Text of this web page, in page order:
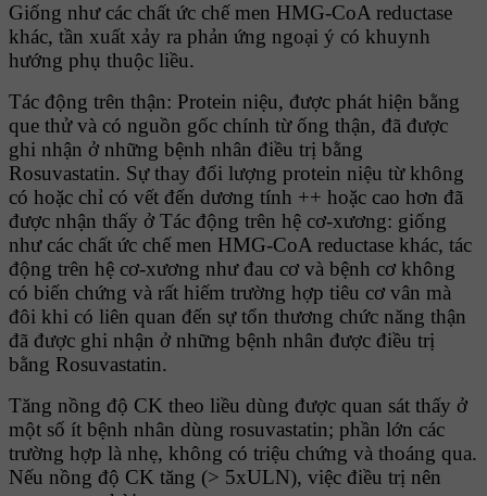
Giống như các chất ức chế men HMG-CoA reductase
khác, tần xuất xảy ra phản ứng ngoại ý có khuynh
hướng phụ thuộc liều.
Tác động trên thận: Protein niệu, được phát hiện bằng
que thử và có nguồn gốc chính từ ống thận, đã được
ghi nhận ở những bệnh nhân điều trị bằng
Rosuvastatin. Sự thay đổi lượng protein niệu từ không
có hoặc chỉ có vết đến dương tính ++ hoặc cao hơn đã
được nhận thấy ở Tác động trên hệ cơ-xương: giống
như các chất ức chế men HMG-CoA reductase khác, tác
động trên hệ cơ-xương như đau cơ và bệnh cơ không
có biến chứng và rất hiếm trường hợp tiêu cơ vân mà
đôi khi có liên quan đến sự tổn thương chức năng thận
đã được ghi nhận ở những bệnh nhân được điều trị
bằng Rosuvastatin.
Tăng nồng độ CK theo liều dùng được quan sát thấy ở
một số ít bệnh nhân dùng rosuvastatin; phần lớn các
trường hợp là nhẹ, không có triệu chứng và thoáng qua.
Nếu nồng độ CK tăng (> 5xULN), việc điều trị nên